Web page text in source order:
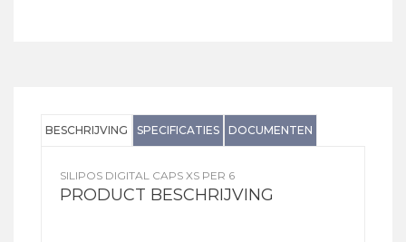
BESCHRIJVING SPECIFICATIES DOCUMENTEN
SILIPOS DIGITAL CAPS XS PER 6
PRODUCT BESCHRIJVING